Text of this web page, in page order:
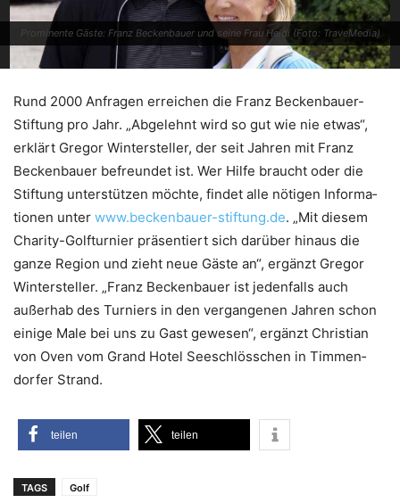
Pro­mi­nen­te Gäs­te: Franz Becken­bau­er und sei­ne Frau Hei­di (Foto: TraveMedia)
Rund 2000 Anfra­gen errei­chen die Franz Becken­bau­er-
Stif­tung pro Jahr. „Abge­lehnt wird so gut wie nie etwas“,
erklärt Gre­gor Win­ter­stel­ler, der seit Jah­ren mit Franz
Becken­bau­er befreun­det ist. Wer Hil­fe braucht oder die
Stif­tung unter­stüt­zen möch­te, fin­det alle nöti­gen Infor­ma­
tio­nen unter www.beckenbauer-stiftung.de. „Mit die­sem
Cha­ri­ty-Golf­tur­nier prä­sen­tiert sich dar­über hin­aus die
gan­ze Regi­on und zieht neue Gäs­te an“, ergänzt Gre­gor
Win­ter­stel­ler. „Franz Becken­bau­er ist jeden­falls auch
außer­hab des Tur­niers in den ver­gan­ge­nen Jah­ren schon
eini­ge Male bei uns zu Gast gewe­sen“, ergänzt Chris­ti­an
von Oven vom Grand Hotel See­schlöss­chen in Tim­men­
dor­fer Strand.
tei­len tei­len
TAGS Golf